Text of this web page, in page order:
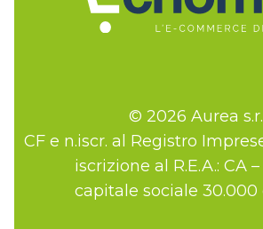
© 2026 Aurea
CF e n.iscr. al Registro
iscrizione al R.E.A.: CA
capitale sociale 30.000